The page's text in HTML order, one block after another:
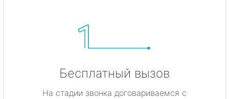
Бесплатный вызов
На стадии звонка договариваемся с